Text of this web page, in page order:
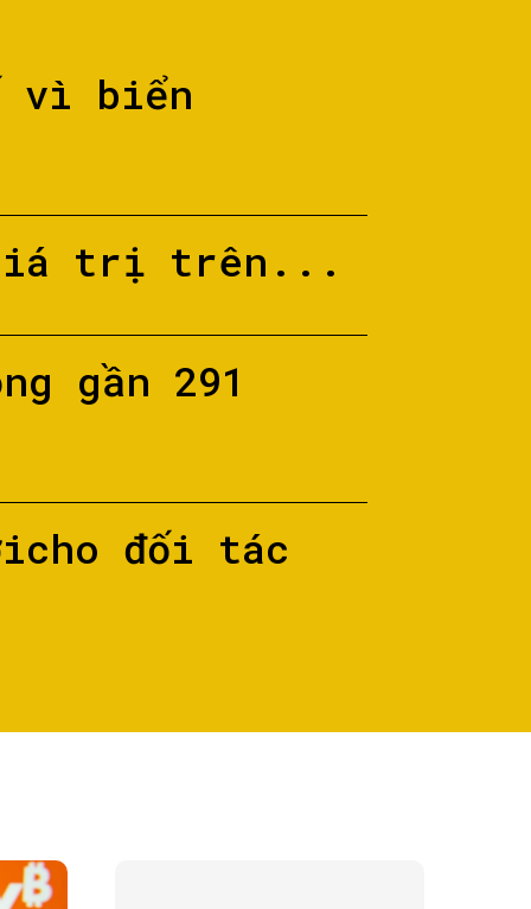
vì biển
giá trị trên...
gần 291
đối tác